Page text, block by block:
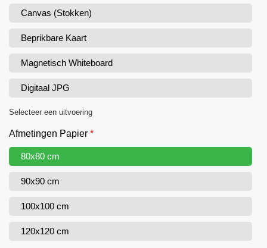
Canvas (Stokken)
Beprikbare Kaart
Magnetisch Whiteboard
Digitaal JPG
Selecteer een uitvoering
Afmetingen Papier *
80x80 cm
90x90 cm
100x100 cm
120x120 cm